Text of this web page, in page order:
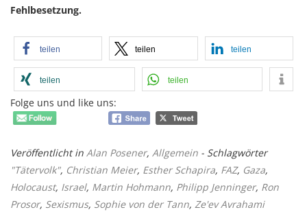
Fehlbesetzung.
teilen teilen teilen
teilen teilen
Folge uns und like uns:
Veröffentlicht in Alan Posener, Allgemein - Schlagwörter
"Tätervolk", Christian Meier, Esther Schapira, FAZ, Gaza,
Holocaust, Israel, Martin Hohmann, Philipp Jenninger, Ron
Prosor, Sexismus, Sophie von der Tann, Ze'ev Avrahami